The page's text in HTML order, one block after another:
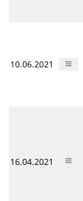
10.06.2021
16.04.2021